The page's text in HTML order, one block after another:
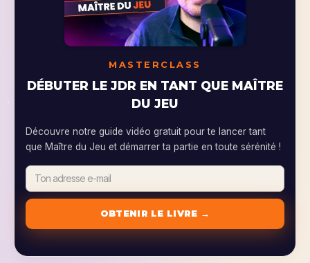
MASTERCLASS
DÉBUTER LE JDR EN TANT QUE MAÎTRE
DU JEU
Découvre notre guide vidéo gratuit pour te lancer tant
que Maître du Jeu et démarrer ta partie en toute sérénité !